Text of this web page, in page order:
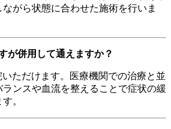
がら状態に合わせた施術を行いま
が併用して通えますか？
ただけます。医療機関での治療と並
ンスや血流を整えることで症状の緩
。